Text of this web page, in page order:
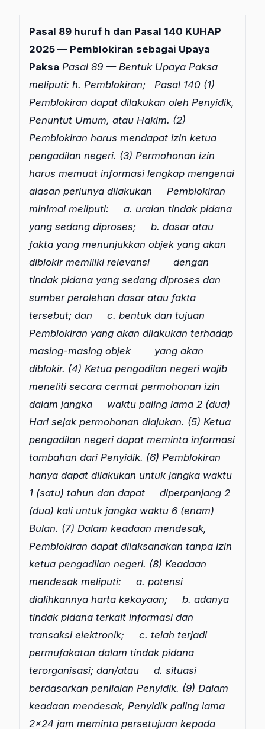
Pasal 89 huruf h dan Pasal 140 KUHAP
2025 — Pemblokiran sebagai Upaya
Paksa Pasal 89 — Bentuk Upaya Paksa
meliputi: h. Pemblokiran; Pasal 140 (1)
Pemblokiran dapat dilakukan oleh Penyidik,
Penuntut Umum, atau Hakim. (2)
Pemblokiran harus mendapat izin ketua
pengadilan negeri. (3) Permohonan izin
harus memuat informasi lengkap mengenai
alasan perlunya dilakukan
Pemblokiran
minimal meliputi:
a. uraian tindak pidana
yang sedang diproses;
b. dasar atau
fakta yang menunjukkan objek yang akan
diblokir memiliki relevansi
dengan
tindak pidana yang sedang diproses dan
sumber perolehan dasar atau fakta
tersebut; dan
c. bentuk dan tujuan
Pemblokiran yang akan dilakukan terhadap
masing-masing objek
yang akan
diblokir. (4) Ketua pengadilan negeri wajib
meneliti secara cermat permohonan izin
dalam jangka
waktu paling lama 2 (dua)
Hari sejak permohonan diajukan. (5) Ketua
pengadilan negeri dapat meminta informasi
tambahan dari Penyidik. (6) Pemblokiran
hanya dapat dilakukan untuk jangka waktu
1 (satu) tahun dan dapat
diperpanjang 2
(dua) kali untuk jangka waktu 6 (enam)
Bulan. (7) Dalam keadaan mendesak,
Pemblokiran dapat dilaksanakan tanpa izin
ketua pengadilan negeri. (8) Keadaan
mendesak meliputi:
a. potensi
dialihkannya harta kekayaan;
b. adanya
tindak pidana terkait informasi dan
transaksi elektronik;
c. telah terjadi
permufakatan dalam tindak pidana
terorganisasi; dan/atau
d. situasi
berdasarkan penilaian Penyidik. (9) Dalam
keadaan mendesak, Penyidik paling lama
2×24 jam meminta persetujuan kepada